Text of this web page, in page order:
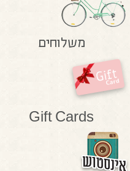
משלוחים
Gift Cards